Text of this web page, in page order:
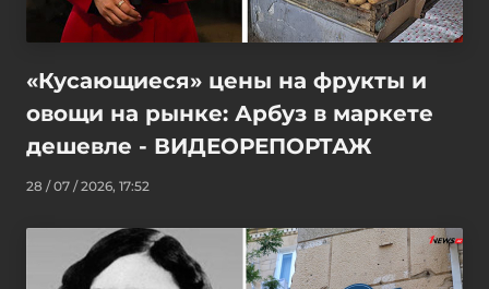
«Кусающиеся» цены на фрукты и
овощи на рынке: Арбуз в маркете
дешевле - ВИДЕОРЕПОРТАЖ
28 / 07 / 2026, 17:52